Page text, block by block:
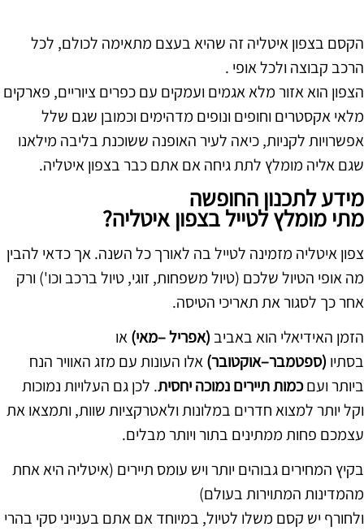
הקסם בצפון איטליה זה שהיא בעצם מתאימה לכולם, לכל
הרכב קבוצה ולכל אופי .
הצפון הוא אזור מלא אגמים ועמקים עם כפרים ציוריים, פארקים
מלאי אקסטרים וחופים ונופים מדהימים וכמובן שגם שלל
אפשרויות לקניות, כיאה לעיר האופנה ששוכנת בליבה מילאנו
שגם אליה מומלץ לתת גיחה אם אתם כבר בצפון איטליה.
מידע לתכנון החופשה
מתי מומלץ לטייל בצפון איטליה?
צפון איטליה מזמינה לטייל בה לאורך כל השנה. אך כדאי להבין
מה אופי הטיול שלכם (טיול משפחות, זוגי, טיול ברכב וכו') ורק
אחר כך לסגור את תאריכי הטיסה.
הזמן האידיאלי הוא באביב (אפריל –מאי)או
בסתיו (ספטמבר–אוקטובר)אלו העונות עם מזג האוויר הנח
ביותר ועםכמות תיירים נמוכה יחסית. לכן גם העלויות נמוכות
וקל יותר למצוא חדרים במלונות ולאטרקציות שוות, ותמצאו את
עצמכם פחות ממתינים בתור ויותר מבלים.
בקיץ המחירים גבוהים יותר ויש עומס תיירים (איטליה היא אחת
מהמדינות המתוירות בעולם)
ולחורף יש קסם משלו לטיול, במיוחד אם אתם בענייני סקי בהרי